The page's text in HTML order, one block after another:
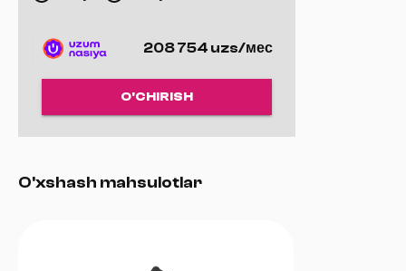
208 754 uzs/мес
O'CHIRISH
O'xshash mahsulotlar